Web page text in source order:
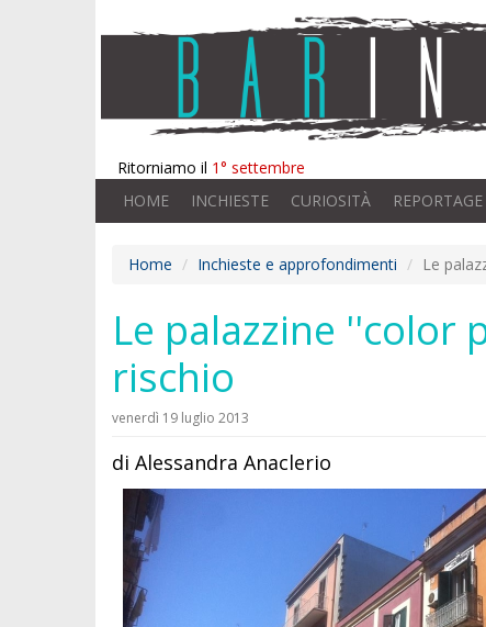
Ritorniamo il 1° settembre
HOME INCHIESTE CURIOSITÀ REPORTAGE
Home Inchieste e approfondimenti Le
Le palazzine ''color
rischio
venerdì 19 luglio 2013
di Alessandra Anaclerio